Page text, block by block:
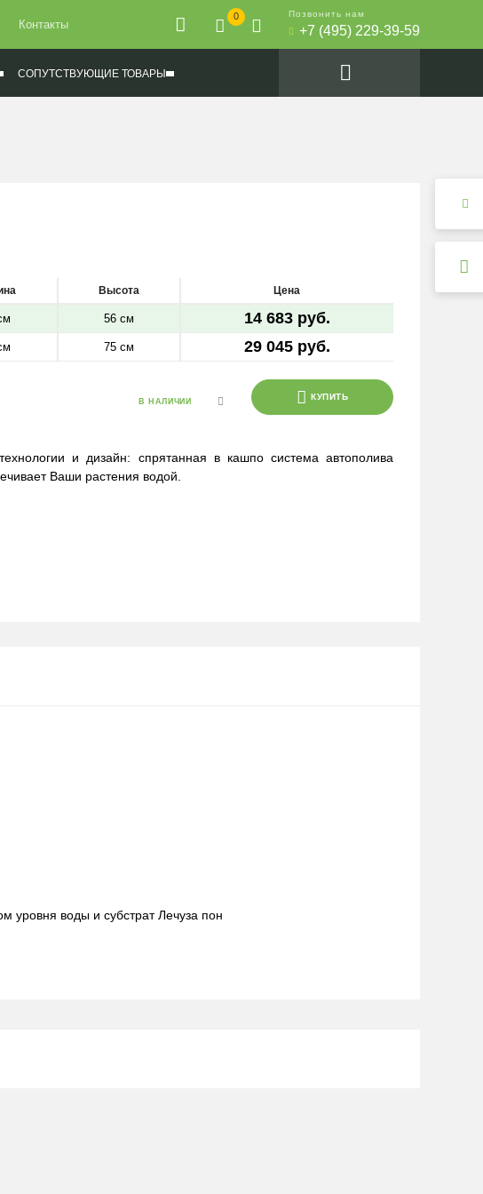
Контакты
0 Позвонить нам
+7 (495) 229-39-59
СОПУТСТВУЮЩИЕ ТОВАРЫ
Высота Цена
56 см 14 683 руб.
75 см 29 045 руб.
В НАЛИЧИИ КУПИТЬ
и дизайн: спрятанная в кашпо система автополива
Ваши растения водой.
уровня воды и субстрат Лечуза пон